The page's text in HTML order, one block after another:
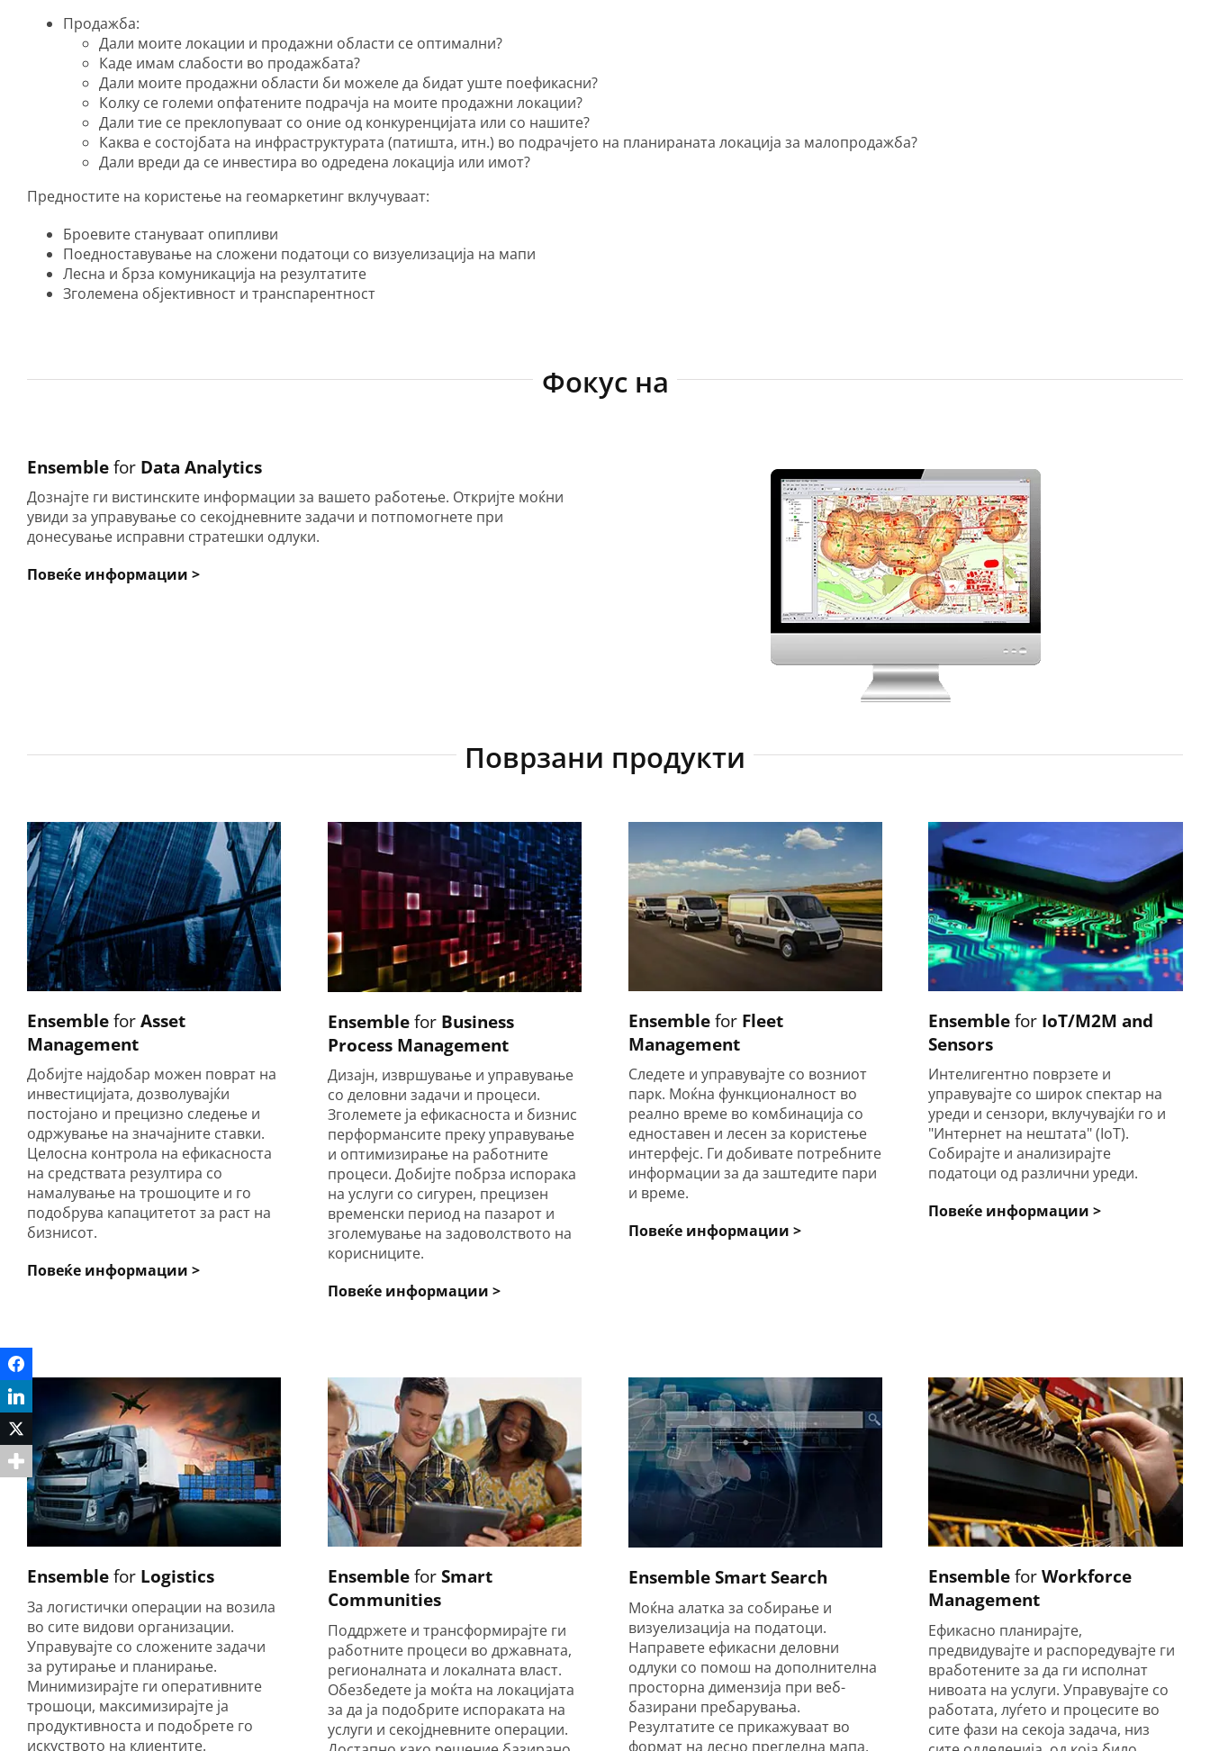
Продажба:
Дали моите локации и продажни области се оптимални?
Каде имам слабости во продажбата?
Дали моите продажни области би можеле да бидат уште поефикасни?
Колку се големи опфатените подрачја на моите продажни локации?
Дали тие се преклопуваат со оние од конкуренцијата или со нашите?
Каква е состојбата на инфраструктурата (патишта, итн.) во подрачјето на планираната локација за малопродажба?
Дали вреди да се инвестира во одредена локација или имот?
Предностите на користење на геомаркетинг вклучуваат:
Броевите стануваат опипливи
Поедноставување на сложени податоци со визуелизација на мапи
Лесна и брза комуникација на резултатите
Зголемена објективност и транспарентност
Фокус на
Ensemblefor Data Analytics
Дознајте ги вистинските информации за вашето работење. Откријте моќни
увиди за управување со секојдневните задачи и потпомогнете при
донесување исправни стратешки одлуки.
Повеќе информации >
Поврзани продукти
EnsembleforAsset
Management
Добијте најдобар можен поврат на
инвестицијата, дозволувајќи
постојано и прецизно следење и
одржување на значајните ставки.
Целосна контрола на ефикасноста
на средствата резултира со
намалување на трошоците и го
подобрува капацитетот за раст на
бизнисот.
Повеќе информации >
Ensemblefor Business
Process Management
Дизајн, извршување и управување
со деловни задачи и процеси.
Зголемете ја ефикасноста и бизнис
перформансите преку управување
и оптимизирање на работните
процеси. Добијте побрза испорака
на услуги со сигурен, прецизен
временски период на пазарот и
зголемување на задоволството на
корисниците.
Повеќе информации >
Ensemblefor Fleet
Management
Следете и управувајте со возниот
парк. Моќна функционалност во
реално време во комбинација со
едноставен и лесен за користење
интерфејс. Ги добивате потребните
информации за да заштедите пари
и време.
Повеќе информации >
Ensemblefor IoT/M2M and
Sensors
Интелигентно поврзете и
управувајте со широк спектар на
уреди и сензори, вклучувајќи го и
"Интернет на нештата" (IoT).
Собирајте и анализирајте
податоци од различни уреди.
Повеќе информации >
Ensemblefor Logistics
За логистички операции на возила
во сите видови организации.
Управувајте со сложените задачи
за рутирање и планирање.
Минимизирајте ги оперативните
трошоци, максимизирајте ја
продуктивноста и подобрете го
искуството на клиентите.
EnsembleforSmart
Communities
Поддржете и трансформирајте ги
работните процеси во државната,
регионалната и локалната власт.
Обезбедете ја моќта на локацијата
за да ја подобрите испораката на
услуги и секојдневните операции.
Ensemble Smart Search
Моќна алатка за собирање и
визуелизација на податоци.
Направете ефикасни деловни
одлуки со помош на дополнителна
просторна димензија при веб-
базирани пребарувања.
Резултатите се прикажуваат во
формат на лесно прегледна мапа,
EnsembleforWorkforce
Management
Ефикасно планирајте,
предвидувајте и распоредувајте ги
вработените за да ги исполнат
нивоата на услуги. Управувајте со
работата, луѓето и процесите во
сите фази на секоја задача, низ
Twitter